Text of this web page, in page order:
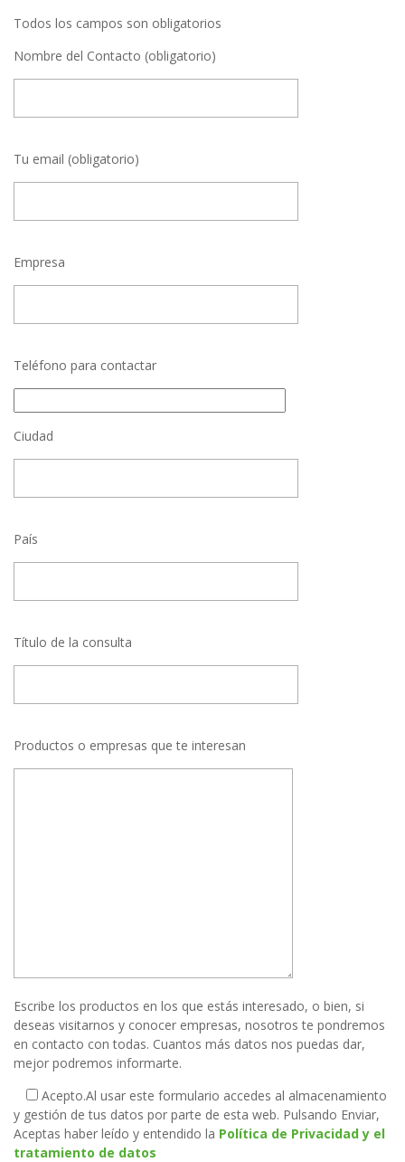
Todos los campos son obligatorios
Nombre del Contacto (obligatorio)
Tu email (obligatorio)
Empresa
Teléfono para contactar
Ciudad
País
Título de la consulta
Productos o empresas que te interesan
Escribe los productos en los que estás interesado, o bien, si
deseas visitarnos y conocer empresas, nosotros te pondremos
en contacto con todas. Cuantos más datos nos puedas dar,
mejor podremos informarte.
Acepto.Al usar este formulario accedes al almacenamiento
y gestión de tus datos por parte de esta web. Pulsando Enviar,
Aceptas haber leído y entendido la Política de Privacidad y el
tratamiento de datos